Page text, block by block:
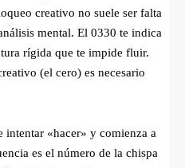
creativo no suele ser falta
mental. El 0330 te indica
rígida que te impide fluir.
(el cero) es necesario
intentar «hacer» y comienza a
es el número de la chispa